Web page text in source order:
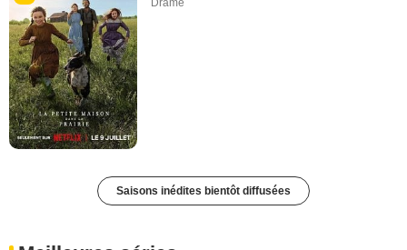
Drame
Saisons inédites bientôt diffusées